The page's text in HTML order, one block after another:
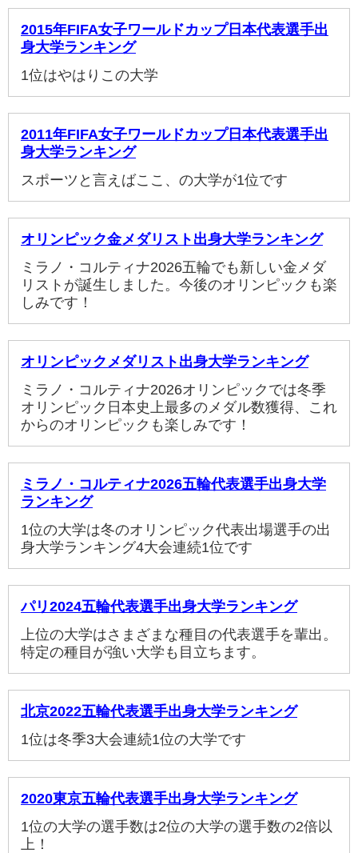
2015年FIFA女子ワールドカップ日本代表選手出
身大学ランキング
1位はやはりこの大学
2011年FIFA女子ワールドカップ日本代表選手出
身大学ランキング
スポーツと言えばここ、の大学が1位です
オリンピック金メダリスト出身大学ランキング
ミラノ・コルティナ2026五輪でも新しい金メダ
リストが誕生しました。今後のオリンピックも楽
しみです！
オリンピックメダリスト出身大学ランキング
ミラノ・コルティナ2026オリンピックでは冬季
オリンピック日本史上最多のメダル数獲得、これ
からのオリンピックも楽しみです！
ミラノ・コルティナ2026五輪代表選手出身大学
ランキング
1位の大学は冬のオリンピック代表出場選手の出
身大学ランキング4大会連続1位です
パリ2024五輪代表選手出身大学ランキング
上位の大学はさまざまな種目の代表選手を輩出。
特定の種目が強い大学も目立ちます。
北京2022五輪代表選手出身大学ランキング
1位は冬季3大会連続1位の大学です
2020東京五輪代表選手出身大学ランキング
1位の大学の選手数は2位の大学の選手数の2倍以
上！